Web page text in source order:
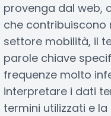
provenga dal web,
che contribuiscono
settore mobilità, il
parole chiave
frequenze molto
interpretare i dati
termini utilizzati e